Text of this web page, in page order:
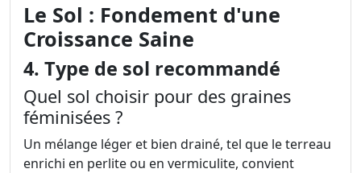
Le Sol : Fondement d'une
Croissance Saine
4. Type de sol recommandé
Quel sol choisir pour des graines
féminisées ?
Un mélange léger et bien drainé, tel que le terreau
enrichi en perlite ou en vermiculite, convient